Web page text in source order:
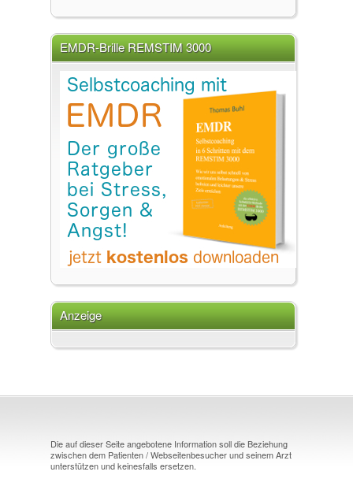
EMDR-Brille REMSTIM 3000
Anzeige
Die auf dieser Seite angebotene Information soll die Beziehung
zwischen dem Patienten / Webseitenbesucher und seinem Arzt
unterstützen und keinesfalls ersetzen.